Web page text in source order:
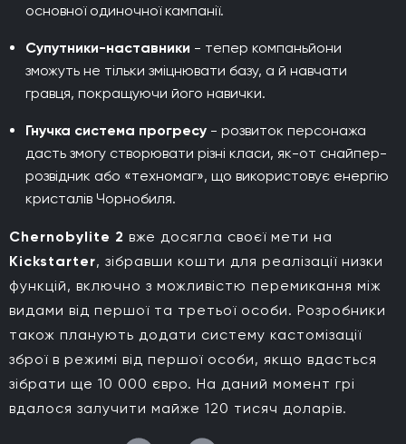
основної одиночної кампанії.
Супутники-наставники - тепер компаньйони
зможуть не тільки зміцнювати базу, а й навчати
гравця, покращуючи його навички.
Гнучка система прогресу - розвиток персонажа
дасть змогу створювати різні класи, як-от снайпер-
розвідник або «техномаг», що використовує енергію
кристалів Чорнобиля.
Chernobylite 2 вже досягла своєї мети на
Kickstarter, зібравши кошти для реалізації низки
функцій, включно з можливістю перемикання між
видами від першої та третьої особи. Розробники
також планують додати систему кастомізації
зброї в режимі від першої особи, якщо вдасться
зібрати ще 10 000 євро. На даний момент грі
вдалося залучити майже 120 тисяч доларів.